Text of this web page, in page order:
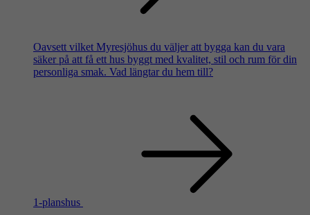
Oavsett vilket Myresjöhus du väljer att bygga kan du vara
säker på att få ett hus byggt med kvalitet, stil och rum för din
personliga smak. Vad längtar du hem till?
1-planshus